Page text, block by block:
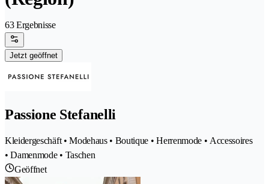
63 Ergebnisse
Jetzt geöffnet
Passione Stefanelli
Kleidergeschäft • Modehaus • Boutique • Herrenmode • Accessoires
• Damenmode • Taschen
Geöffnet